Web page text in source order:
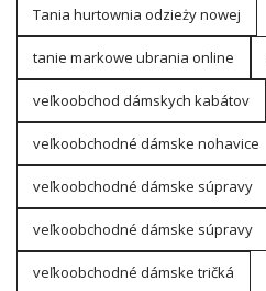
Tania hurtownia odzieży nowej
tanie markowe ubrania online
veľkoobchod dámskych kabátov
veľkoobchodné dámske nohavice
veľkoobchodné dámske súpravy
veľkoobchodné dámske súpravy
veľkoobchodné dámske tričká